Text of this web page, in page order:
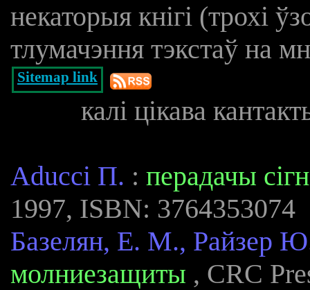
некаторыя кнігі (трохі
тлумачэння тэкстаў на
Sitemap link
калі цікава
Aducci П. : перадачы
1997, ISBN: 3764353074
Базелян, Е. М., Райзер
молниезащиты , CRC